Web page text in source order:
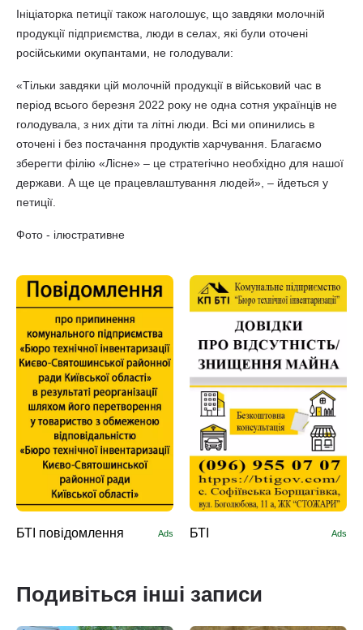
Ініціаторка петиції також наголошує, що завдяки молочній
продукції підприємства, люди в селах, які були оточені
російськими окупантами, не голодували:
«Тільки завдяки цій молочній продукції в військовий час в
період всього березня 2022 року не одна сотня українців не
голодувала, з них діти та літні люди. Всі ми опинились в
оточені і без постачання продуктів харчування. Благаємо
зберегти філію «Лісне» – це стратегічно необхідно для нашої
держави. А ще це працевлаштування людей», – йдеться у
петиції.
Фото - ілюстративне
БТІ повідомлення Ads БТІ Ads
Подивіться інші записи